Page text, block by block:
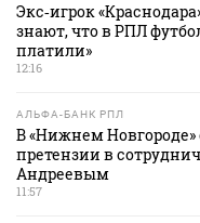
Экс‑игрок
знают, что в РПЛ
платили»
12:16
АЛЬФА-БАНК РПЛ
В «Нижнем Новгороде»
претензии в
Андреевым
11:57